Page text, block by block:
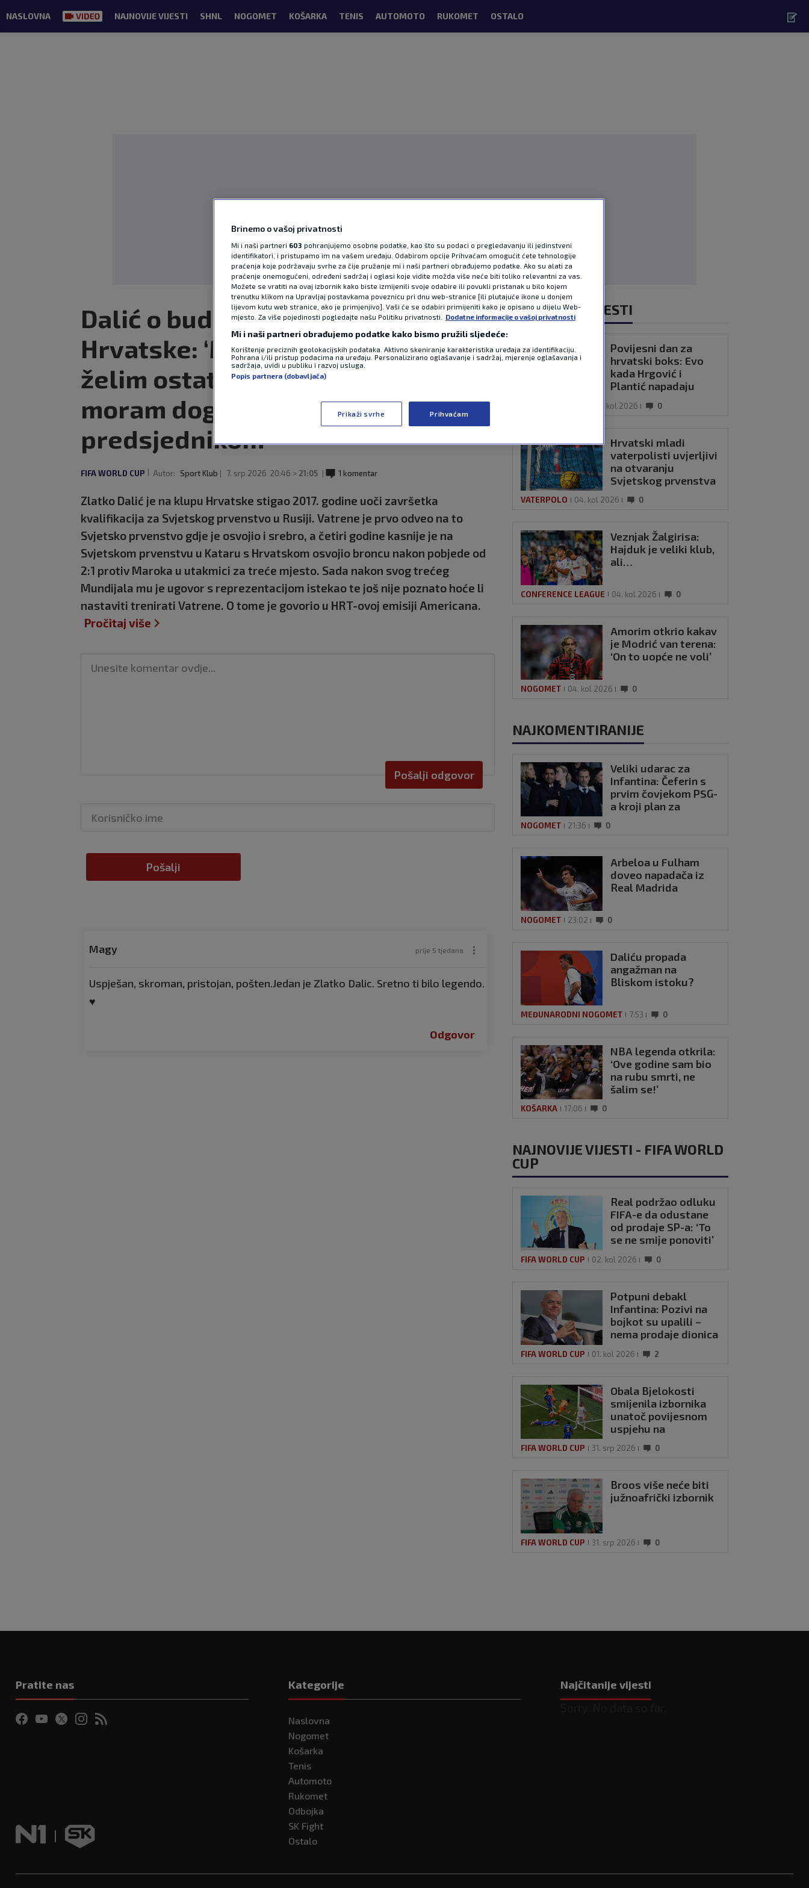
NASLOVNA NAJNOVIJE VIJESTI SHNL NOGOMET KOŠARKA TENIS AUTOMOTO RUKOMET OSTALO
Dalić o budućnosti na klupi
Hrvatske: ‘Moj ugovor je završio,
želim ostati, ali neke stvari
moram dogovoriti s
predsjednikom’
FIFA WORLD CUP Autor: Sport Klub 7. srp 2026 20:46 > 21:05 1 komentar
Zlatko Dalić je na klupu Hrvatske stigao 2017. godine uoči završetka
kvalifikacija za Svjetskog prvenstvo u Rusiji. Vatrene je prvo odveo na to
Svjetsko prvenstvo gdje je osvojio i srebro, a četiri godine kasnije je na
Svjetskom prvenstvu u Kataru s Hrvatskom osvojio broncu nakon pobjede od
2:1 protiv Maroka u utakmici za treće mjesto. Sada nakon svog trećeg
Mundijala mu je ugovor s reprezentacijom istekao te još nije poznato hoće li
nastaviti trenirati Vatrene. O tome je govorio u HRT-ovoj emisiji Americana.
Pročitaj više
Pošalji odgovor
Pošalji
prije 5 tjedana
Magy
Uspješan, skroman, pristojan, pošten.Jedan je Zlatko Dalic. Sretno ti bilo legendo.
♥️
Odgovor
NAJNOVIJE VIJESTI
Povijesni dan za
hrvatski boks: Evo
kada Hrgović i
Plantić napadaju
04. kol 2026 0
Hrvatski mladi
vaterpolisti uvjerljivi
na otvaranju
Svjetskog prvenstva
VATERPOLO 04. kol 2026 0
Veznjak Žalgirisa:
Hajduk je veliki klub,
ali…
CONFERENCE LEAGUE 04. kol 2026 0
Amorim otkrio kakav
je Modrić van terena:
‘On to uopće ne voli’
NOGOMET 04. kol 2026 0
NAJKOMENTIRANIJE
Veliki udarac za
Infantina: Čeferin s
prvim čovjekom PSG-
a kroji plan za
NOGOMET 21:36 0
Arbeloa u Fulham
doveo napadača iz
Real Madrida
NOGOMET 23:02 0
Daliću propada
angažman na
Bliskom istoku?
MEĐUNARODNI NOGOMET 7:53 0
NBA legenda otkrila:
‘Ove godine sam bio
na rubu smrti, ne
šalim se!’
KOŠARKA 17:06 0
NAJNOVIJE VIJESTI - FIFA WORLD
CUP
Real podržao odluku
FIFA-e da odustane
od prodaje SP-a: ‘To
se ne smije ponoviti’
FIFA WORLD CUP 02. kol 2026 0
Potpuni debakl
Infantina: Pozivi na
bojkot su upalili –
nema prodaje dionica
FIFA WORLD CUP 01. kol 2026 2
Obala Bjelokosti
smijenila izbornika
unatoč povijesnom
uspjehu na
FIFA WORLD CUP 31. srp 2026 0
Broos više neće biti
južnoafrički izbornik
FIFA WORLD CUP 31. srp 2026 0
Pratite nas Kategorije
Naslovna
Nogomet
Košarka
Tenis
Automoto
Rukomet
Odbojka
SK Fight
Ostalo
Najčitanije vijesti
Brinemo o vašoj privatnosti
Mi i naši partneri 603 pohranjujemo osobne podatke, kao što su podaci o pregledavanju ili jedinstveni
identifikatori, i pristupamo im na vašem uređaju. Odabirom opcije Prihvaćam omogućit ćete tehnologije
praćenja koje podržavaju svrhe za čije pružanje mi i naši partneri obrađujemo podatke. Ako su alati za
praćenje onemogućeni, određeni sadržaj i oglasi koje vidite možda više neće biti toliko relevantni za vas.
Možete se vratiti na ovaj izbornik kako biste izmijenili svoje odabire ili povukli pristanak u bilo kojem
trenutku klikom na Upravljaj postavkama poveznicu pri dnu web-stranice [ili plutajuće ikone u donjem
lijevom kutu web stranice, ako je primjenjivo]. Vaši će se odabiri primijeniti kako je opisano u dijelu Web-
mjesto. Za više pojedinosti pogledajte našu Politiku privatnosti.
Dodatne informacije o vašoj privatnosti
Mi i naši partneri obrađujemo podatke kako bismo pružili sljedeće:
Korištenje preciznih geolokacijskih podataka. Aktivno skeniranje karakteristika uređaja za identifikaciju.
Pohrana i/ili pristup podacima na uređaju. Personalizirano oglašavanje i sadržaj, mjerenje oglašavanja i
sadržaja, uvidi u publiku i razvoj usluga.
Popis partnera (dobavljača)
Prikaži svrhe Prihvaćam